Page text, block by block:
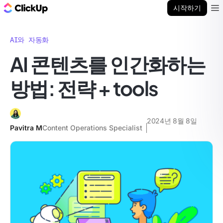
시작하기
AI와 자동화
AI 콘텐츠를 인간화하는
방법: 전략 + tools
Pavitra MContent Operations Specialist
2024년 8월 8일